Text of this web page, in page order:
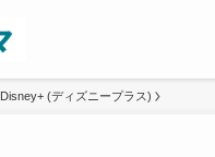
Disney+ (ディズニープラス)